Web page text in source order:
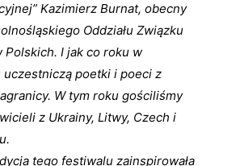
Kazimierz Burnat, obecny
Oddziału Związku
Polskich. I jak co roku w
uczestniczą poetki i poeci z
W tym roku gościliśmy
z Ukrainy, Litwy, Czech i
tego festiwalu zainspirowała